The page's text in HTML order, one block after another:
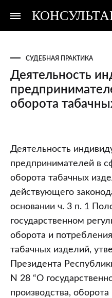
Консультация
Консультация
СУДЕБНАЯ ПРАКТИКА
Деятельность
оборота
Деятельность
индивидуальных
в
сфере
оборота
табачных
изделий
Деятельность
предпринимателей в
оборота табачных
действующего
основании ч. 3 п. 1
государственном
оборота и
табачных изделий,
Президента
N 28 “О
производства,